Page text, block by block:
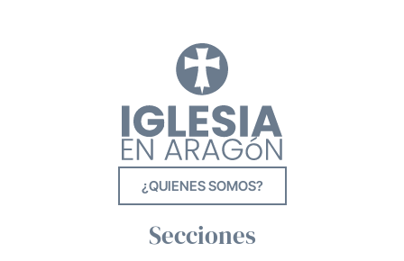
¿QUIENES SOMOS?
Secciones